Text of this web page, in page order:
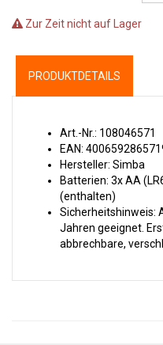
Zur Zeit nicht auf Lager
PRODUKTDETAILS
Art.-Nr.: 108046571
EAN:
Hersteller: Simba
Batterien: 3x AA
(enthalten)
Sicherheitshinweis:
Jahren geeignet.
abbrechbare,